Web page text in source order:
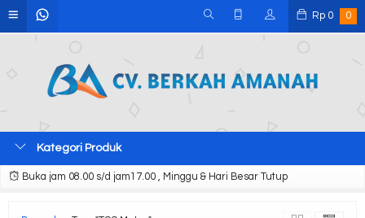
Rp 0 0
Kategori Produk
Buka jam 08.00 s/d jam17.00 , Minggu & Hari Besar Tutup